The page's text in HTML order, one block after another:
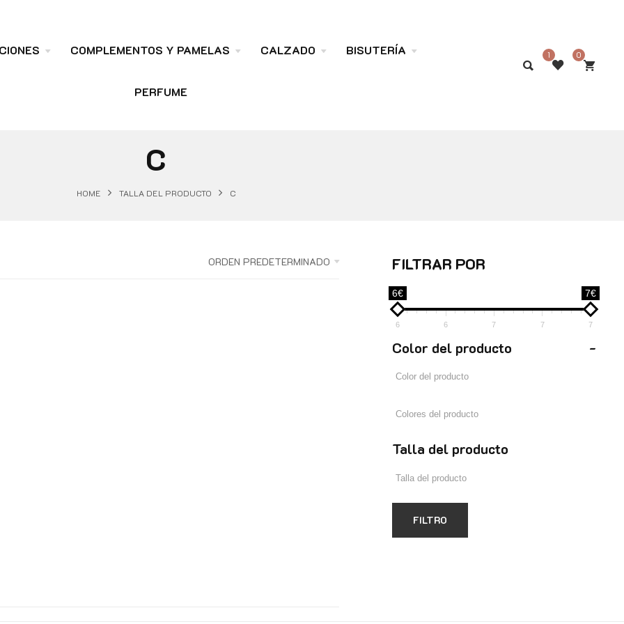
COMPLEMENTOS Y PAMELAS CALZADO BISUTERÍA
PERFUME
1 0
C
HOME TALLA DEL PRODUCTO C
ORDEN PREDETERMINADO FILTRAR POR
6€ 7€
6 6 7 7 7
Color del producto -
Talla del producto
FILTRO